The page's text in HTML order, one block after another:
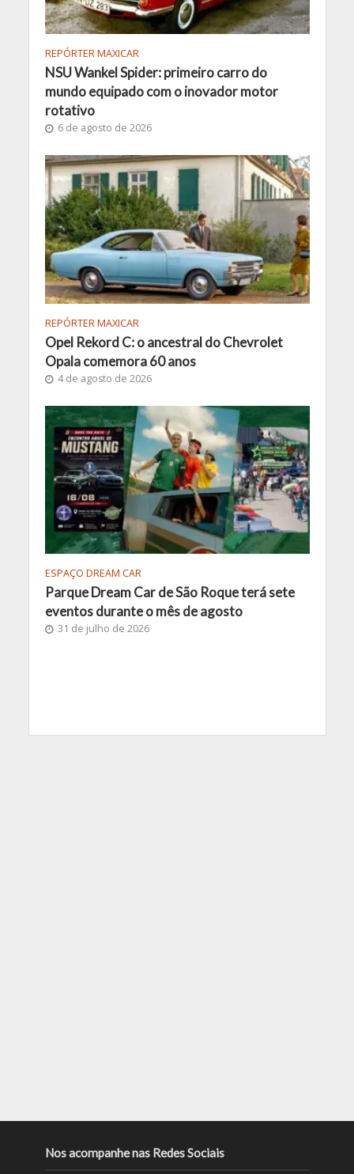
REPÓRTER MAXICAR
NSU Wankel Spider: primeiro carro do
mundo equipado com o inovador motor
rotativo
6 de agosto de 2026
REPÓRTER MAXICAR
Opel Rekord C: o ancestral do Chevrolet
Opala comemora 60 anos
4 de agosto de 2026
ESPAÇO DREAM CAR
Parque Dream Car de São Roque terá sete
eventos durante o mês de agosto
31 de julho de 2026
Nos acompanhe nas Redes Sociais